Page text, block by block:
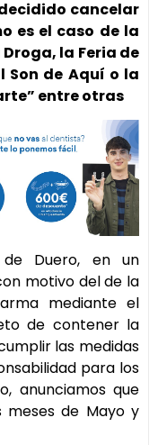
cancelar
es el caso de la
la Feria de
Son de Aquí o la
entre otras
de Duero, en un
motivo del de la
mediante el
de contener la
las medidas
para los
anunciamos que
meses de Mayo y